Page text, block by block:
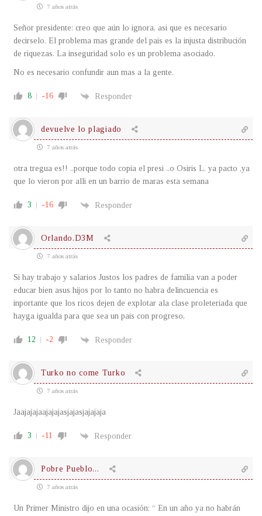
7 años atrás
Señor presidente: creo que aún lo ignora, asi que es necesario
decirselo. El problema mas grande del pais es la injusta distribución
de riquezas. La inseguridad solo es un problema asociado.
No es necesario confundir aun mas a la gente.
8 -16 Responder
devuelve lo plagiado
7 años atrás
otra tregua es!! ..porque todo copia el presi ..o Osiris L. ya pacto ,ya
que lo vieron por alli en un barrio de maras esta semana
3 -16 Responder
Orlando.D3M
7 años atrás
Si hay trabajo y salarios Justos los padres de familia van a poder
educar bien asus hijos por lo tanto no habra delincuencia es
inportante que los ricos dejen de explotar ala clase proleteriada que
hayga igualda para que sea un pais con progreso,
12 -2 Responder
Turko no come Turko
7 años atrás
Jaajajajaajajajasjajasjajajaja
3 -11 Responder
Pobre Pueblo...
7 años atrás
Un Primer Ministro dijo en una ocasión: “ En un año ya no habrán